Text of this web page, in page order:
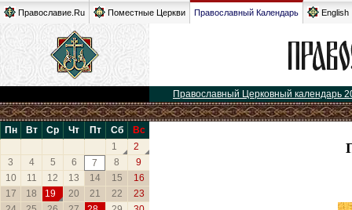
Православие.Ru Поместные Церкви Православный Календарь English
Православный Церковный календарь
Пн Вт Ср Чт Пт Сб
Вс
1
2
3
4 5 6 7 8
9
10
11 12 13 14 15
16
17
18 19 20 21 22
23